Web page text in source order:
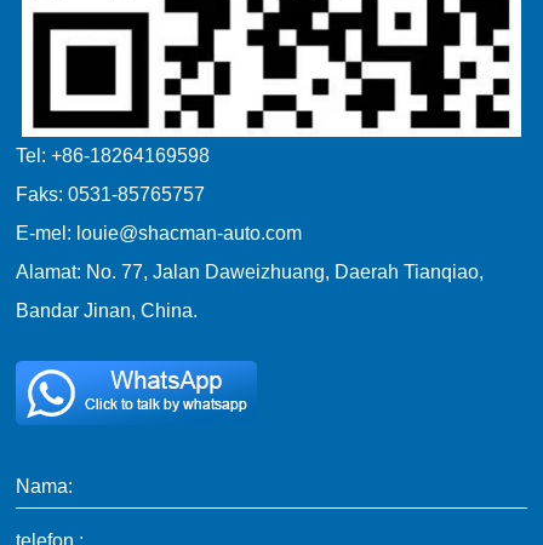
Tel: +86-18264169598
Faks: 0531-85765757
E-mel: louie@shacman-auto.com
Alamat: No. 77, Jalan Daweizhuang, Daerah Tianqiao,
Bandar Jinan, China.
Nama:
telefon :